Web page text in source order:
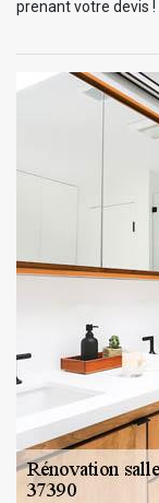
prenant votre devis !